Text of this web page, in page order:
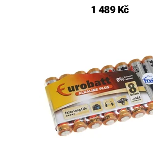
1 489 Kč